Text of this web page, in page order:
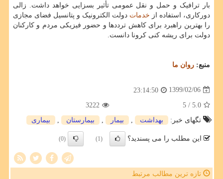
بار ترافیک و حمل و نقل عمومی تأثیر بسزایی خواهد داشت. زالی
دورکاری، استفاده از خدمات دولت الکترونیک و پتانسیل فضای مجازی
را بهترین راهبرد برای کاهش ترددها و حضور فیزیکی مردم و کارکنان
دولت برای ریشه کنی کرونا دانست.
منبع: روان ما
1399/02/06
23:14:50
5.0
/ 5
3222
تگهای خبر:
بهداشت بیمار بیمارستان بیماری
این مطلب را می پسندید؟ (1)
(0)
تازه ترین مطالب مرتبط